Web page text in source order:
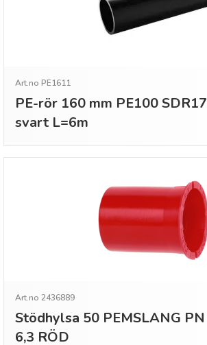
Art.no PE1611
PE-rör 160 mm PE100 SDR17
svart L=6m
Art.no 2436889
Stödhylsa 50 PEMSLANG PN
6,3 RÖD